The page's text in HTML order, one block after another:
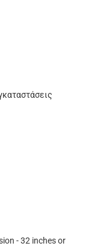
- 32 inches or